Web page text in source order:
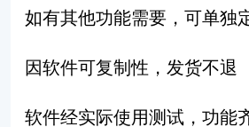
如有其他功能需要，可单独
因软件可复制性，发货不退
软件经实际使用测试，功能